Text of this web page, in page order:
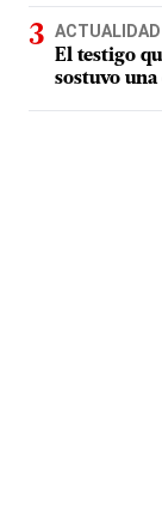
ACTUALIDAD
El testigo
sostuvo